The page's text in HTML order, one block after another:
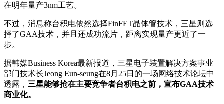
在明年量产3nm工艺。
不过，消息称台积电依然选择FinFET晶体管技术，三星则选
择了GAA技术，并且还成功流片，距离实现量产更近了一
步。
据韩媒Business Korea最新报道，三星电子装置解决方案事业
部门技术长Jeong Eun-seung在8月25日的一场网络技术论坛中
透露， 三星能够抢在主要竞争者台积电之前，宣布GAA技术
商业化。